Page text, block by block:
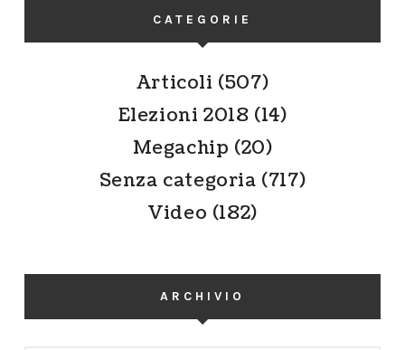
CATEGORIE
Articoli (507)
Elezioni 2018 (14)
Megachip (20)
Senza categoria (717)
Video (182)
ARCHIVIO